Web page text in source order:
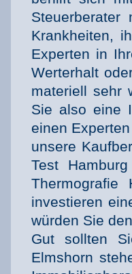
Krankheiten,
Experten in
Werterhalt
materiell sehr
Sie also eine
einen
unsere
Test
Thermografie
investieren
würden Sie
Gut sollten
Elmshorn